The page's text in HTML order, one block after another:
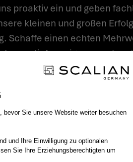
proaktiv ein und geben
kleinen und großen
Schaffe einen echten
zu vertiefen,
und zu motivieren.
WOMIT DU
und Ihre Einwilligung zu optionalen
Sie Ihre Erziehungsberechtigten um